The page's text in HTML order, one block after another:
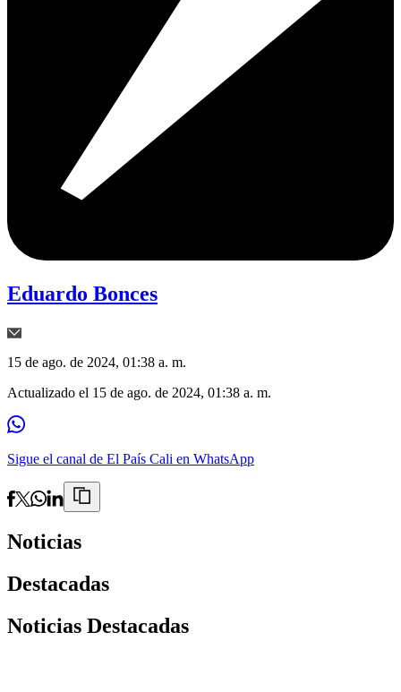
Eduardo Bonces
15 de ago. de 2024, 01:38 a. m.
Actualizado el 15 de ago. de 2024, 01:38 a. m.
Sigue el canal de El País Cali en WhatsApp
Noticias
Destacadas
Noticias Destacadas